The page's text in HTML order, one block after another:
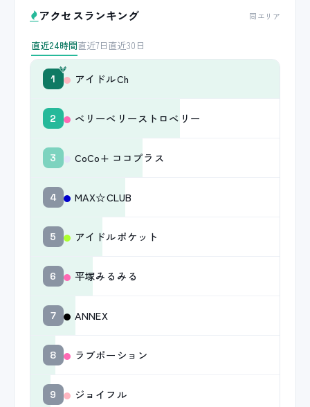
アクセスランキング 同エリア
直近24時間直近7日直近30日
1 アイドルCh
2 ベリーベリーストロベリー
3 CoCo+ ココプラス
4 MAX☆CLUB
5 アイドルポケット
6 平塚みるみる
7 ANNEX
8 ラブポーション
9 ジョイフル